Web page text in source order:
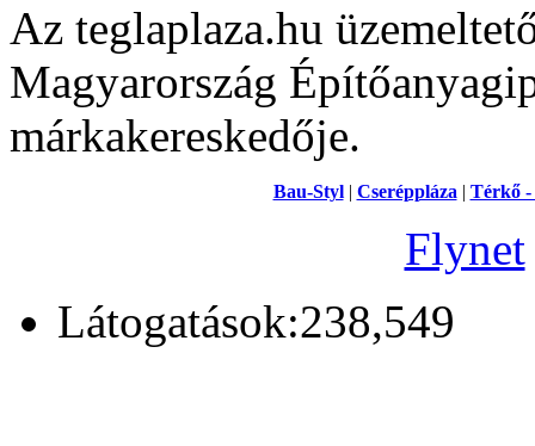
Az teglaplaza.hu
Magyarország
márkakereskedője.
Bau-Styl| Cseréppláza | Térkő -
Flynet
Látogatások:238,549